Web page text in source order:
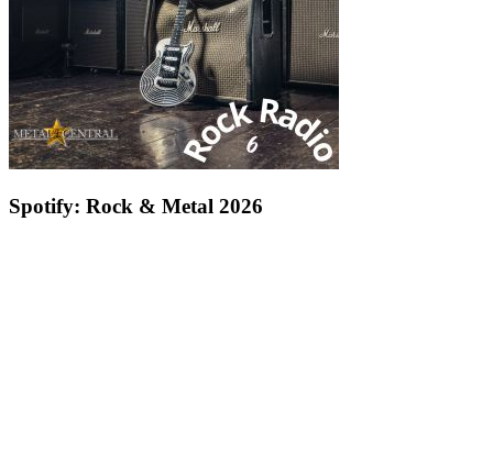
Spotify: Rock & Metal 2026